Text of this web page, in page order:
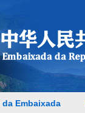
Embaixada